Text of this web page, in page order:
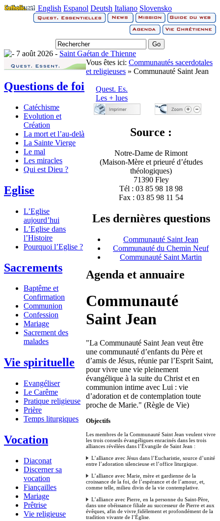
English Espanol Deutsh Italiano Slovensko
7 août 2026 - Saint Gaétan de Thienne
Questions de foi
Catéchisme
Evolution et
Création
La mort et l’au-delà
La Sainte Vierge
Le mal
Les miracles
Qui est Dieu ?
Eglise
L’Eglise
aujourd’hui
L’Eglise dans
l’Histoire
Pourquoi l’Eglise ?
Sacrements
Baptême et
Confirmation
Communion
Confession
Mariage
Sacrement des
malades
Vie spirituelle
Evangéliser
Le Carême
Pratique religieuse
Prière
Temps liturgiques
Vocation
Diaconat
Discerner sa
vocation
Fiançailles
Mariage
Prêtrise
Vie religieuse
Vous êtes ici: Communautés sacerdotales
et religieuses » Communauté Saint Jean
Quest. Es.
Les + lues
Source :
Notre-Dame de Rimont
(Maison-Mère et prieuré d’études
théologiques)
71390 Fley
Tél : 03 85 98 18 98
Fax : 03 85 98 11 54
Les dernières questions
Communauté Saint Jean
Communauté du Chemin Neuf
Communauté Saint Martin
Agenda et annuaire
Communauté
Saint Jean
"La Communauté Saint Jean veut être
une communauté d’enfants du Père et
d’amis de Jésus, réunie par l’Esprit Saint,
pour vivre une vie pleinement
évangélique à la suite du Christ et en
communion intime avec Lui : vie
d’adoration et de contemplation toute
proche de Marie." (Règle de Vie)
Objectifs
Les membres de la Communauté Saint Jean veulent vivre
les trois conseils évangéliques enracinés dans les trois
alliances révélées dans l’Évangile de Saint Jean :
L’alliance avec Jésus dans l’Eucharistie, source d’unité
entre l’adoration silencieuse et l’office liturgique.
L’alliance avec Marie, mère et gardienne de la
croissance de la foi, de l’espérance et de l’amour, et,
comme telle, milieu divin de la vie contemplative.
L’alliance avec Pierre, en la personne du Saint-Père,
dans une obéissance filiale au successeur de Pierre et aux
évêques, afin de vivre fidèlement et profondément de la
tradition vivante de l’Église.